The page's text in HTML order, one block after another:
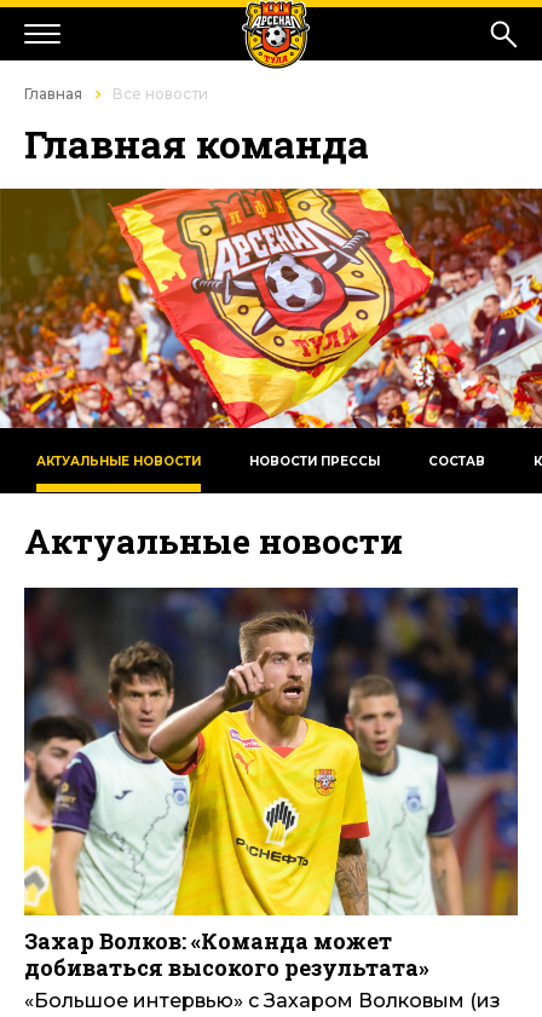
Главная Все новости
Главная команда
АКТУАЛЬНЫЕ НОВОСТИ НОВОСТИ ПРЕССЫ СОСТАВ
Актуальные новости
Захар Волков: «Команда может
добиваться высокого результата»
«Большое интервью» с Захаром Волковым (из